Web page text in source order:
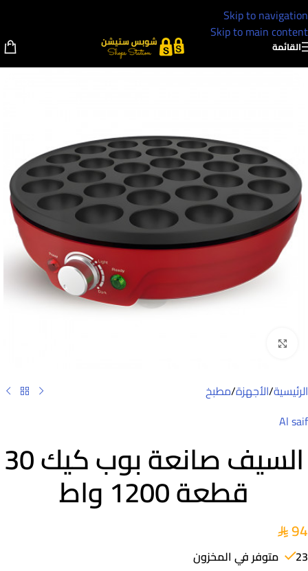
Skip to navigation
Skip to main content
القائمة
الرئيسية/الأجهزة/مطبخ
Al saif
السيف صانعة بوب كيك 30
قطعة 1200 واط
94
23 متوفر في المخزون